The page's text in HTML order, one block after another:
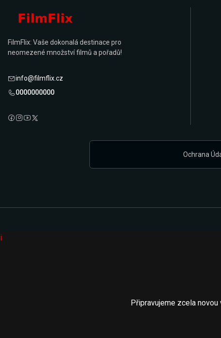
FilmFlix: Vaše dokonalá destinace pro
neomezené množství filmů a pořadů!
info@filmflix.cz
0000000000
Ochrana
i
Připravujeme zcela